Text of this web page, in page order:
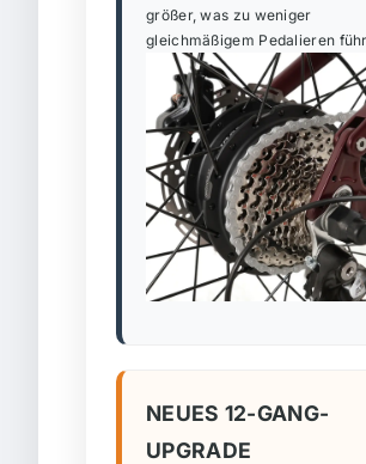
größer, was zu weniger
gleichmäßigem Pedalieren
NEUES 12-GANG-
UPGRADE